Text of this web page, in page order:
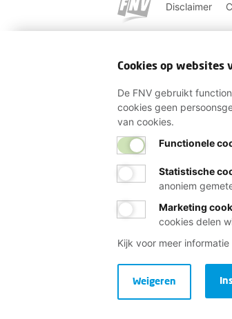
Disclaimer
Cookies op websites
De FNV gebruikt
cookies geen
van cookies.
Functionele
Statistische
anoniem
Marketing
cookies delen
Kijk voor meer informatie
Weigeren